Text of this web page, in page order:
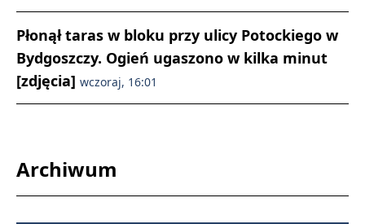
Płonął taras w bloku przy ulicy Potockiego w
Bydgoszczy. Ogień ugaszono w kilka minut
[zdjęcia] wczoraj, 16:01
Archiwum